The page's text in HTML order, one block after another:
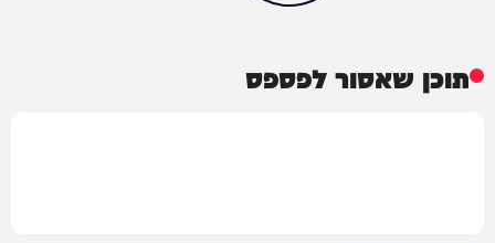
תוכן שאסור לפספס